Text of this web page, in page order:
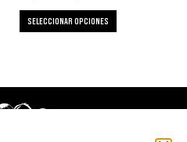
SELECCIONAR OPCIONES